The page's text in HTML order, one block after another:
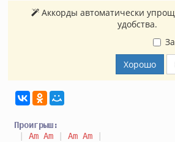
Аккорды автоматически
удобства.
Хорошо
Проигрыш:
Am Am Am Am